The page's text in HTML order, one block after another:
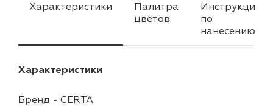
Характеристики
Палитра
цветов
Инструкция
по
нанесению
Характеристики
Бренд - CERTA